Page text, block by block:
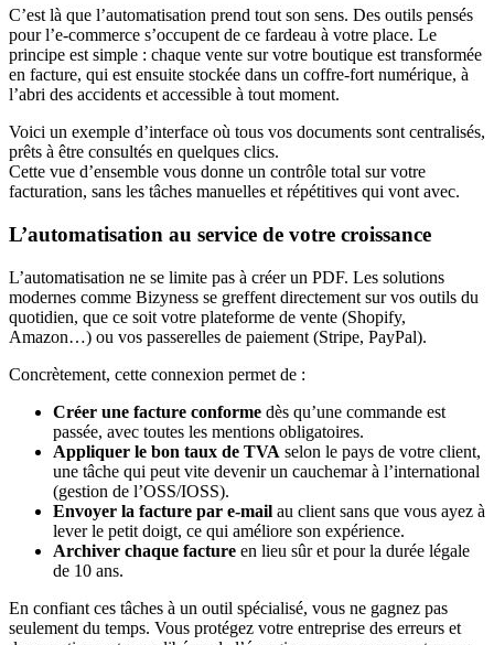
C’est là que l’automatisation prend tout son sens. Des outils pensés
pour l’e-commerce s’occupent de ce fardeau à votre place. Le
principe est simple : chaque vente sur votre boutique est transformée
en facture, qui est ensuite stockée dans un coffre-fort numérique, à
l’abri des accidents et accessible à tout moment.
Voici un exemple d’interface où tous vos documents sont centralisés,
prêts à être consultés en quelques clics.
Cette vue d’ensemble vous donne un contrôle total sur votre
facturation, sans les tâches manuelles et répétitives qui vont avec.
L’automatisation au service de votre croissance
L’automatisation ne se limite pas à créer un PDF. Les solutions
modernes comme Bizyness se greffent directement sur vos outils du
quotidien, que ce soit votre plateforme de vente (Shopify,
Amazon…) ou vos passerelles de paiement (Stripe, PayPal).
Concrètement, cette connexion permet de :
Créer une facture conforme dès qu’une commande est
passée, avec toutes les mentions obligatoires.
Appliquer le bon taux de TVA selon le pays de votre client,
une tâche qui peut vite devenir un cauchemar à l’international
(gestion de l’OSS/IOSS).
Envoyer la facture par e-mail au client sans que vous ayez à
lever le petit doigt, ce qui améliore son expérience.
Archiver chaque facture en lieu sûr et pour la durée légale
de 10 ans.
En confiant ces tâches à un outil spécialisé, vous ne gagnez pas
seulement du temps. Vous protégez votre entreprise des erreurs et